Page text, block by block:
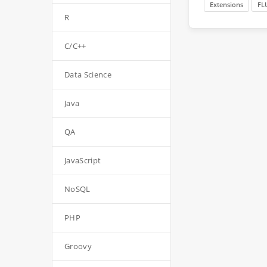
Extensions
R
C/C++
Data Science
Java
QA
JavaScript
NoSQL
PHP
Groovy